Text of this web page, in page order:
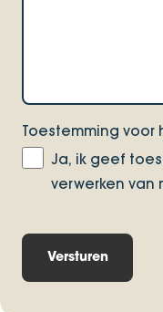
Toestemming
Ja, ik geef
verwerken van